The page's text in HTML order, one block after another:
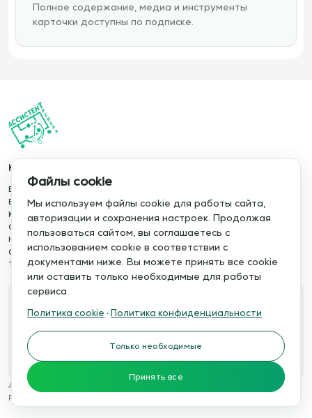
Полное содержание, медиа и инструменты
карточки доступны по подписке.
Каталог
База упражнений
База тренировок
Книги
Статьи
Новости
Обучение сервису
Тактический менеджер
Отзывы
Сотрудничество
Политика конфиденциальности
Политика cookie
Правила использования
Публичная оферта
Телефон:
Электронная почта:
Ассистент тренера © 2015-2026
Разработка сайтов
Файлы cookie
Мы используем файлы cookie для работы сайта,
авторизации и сохранения настроек. Продолжая
пользоваться сайтом, вы соглашаетесь с
использованием cookie в соответствии с
документами ниже. Вы можете принять все cookie
или оставить только необходимые для работы
сервиса.
Политика cookie ·Политика конфиденциальности
Только необходимые
Принять все